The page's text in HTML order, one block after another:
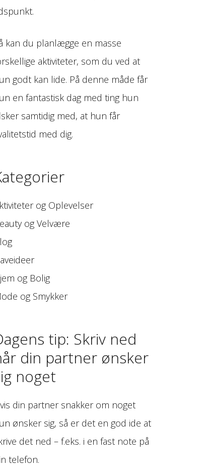
kan du planlægge en masse
aktiviteter, som du ved at
godt kan lide. På denne måde får
en fantastisk dag med ting hun
samtidig med, at hun får
med dig.
og Oplevelser
og Velvære
og Bolig
og Smykker
tip: Skriv ned
din partner ønsker
noget
din partner snakker om noget
ønsker sig, så er det en god ide at
det ned – f.eks. i en fast note på
telefon.